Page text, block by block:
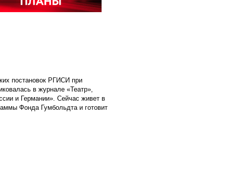
постановок РГИСИ при
в журнале «Театр»,
и Германии». Сейчас живет в
Фонда Гумбольдта и готовит